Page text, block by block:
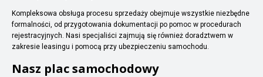
Kompleksowa obsługa procesu sprzedaży obejmuje wszystkie niezbędne
formalności, od przygotowania dokumentacji po pomoc w procedurach
rejestracyjnych. Nasi specjaliści zajmują się również doradztwem w
zakresie leasingu i pomocą przy ubezpieczeniu samochodu.
Nasz plac samochodowy